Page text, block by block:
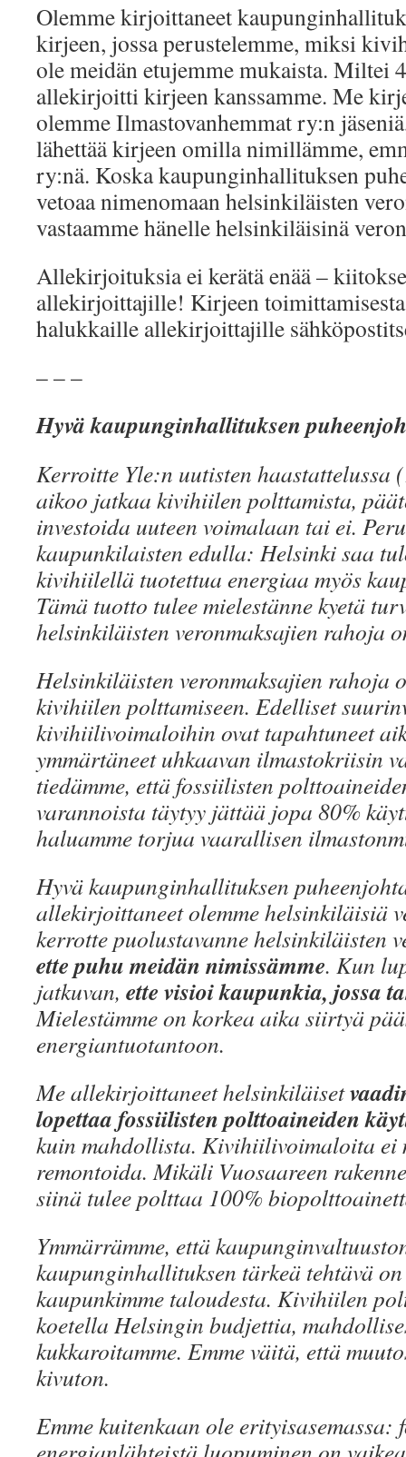
Olemme kirjoittaneet
kirjeen, jossa perustelemme, miksi
ole meidän etujemme mukaista. Miltei
allekirjoitti kirjeen kanssamme. Me
olemme Ilmastovanhemmat ry:n
lähettää kirjeen omilla nimillämme,
ry:nä. Koska kaupunginhallituksen
vetoaa nimenomaan helsinkiläisten
vastaamme hänelle helsinkiläisinä
Allekirjoituksia ei kerätä enää –
allekirjoittajille! Kirjeen toimittamisesta
halukkaille allekirjoittajille
– – –
Hyvä kaupunginhallituksen
Kerroitte Yle:n uutisten haastattelussa
aikoo jatkaa kivihiilen polttamista,
investoida uuteen voimalaan tai ei.
kaupunkilaisten edulla: Helsinki saa
kivihiilellä tuotettua energiaa myös
Tämä tuotto tulee mielestänne kyetä
helsinkiläisten veronmaksajien rahoja
Helsinkiläisten veronmaksajien rahoja
kivihiilen polttamiseen. Edelliset
kivihiilivoimaloihin ovat tapahtuneet
ymmärtäneet uhkaavan ilmastokriisin
tiedämme, että fossiilisten
varannoista täytyy jättää jopa 80%
haluamme torjua vaarallisen
Hyvä kaupunginhallituksen
allekirjoittaneet olemme helsinkiläisiä
kerrotte puolustavanne helsinkiläisten
ette puhu meidän nimissämme. Kun
jatkuvan, ette visioi kaupunkia, jossa
Mielestämme on korkea aika siirtyä
energiantuotantoon.
Me allekirjoittaneet helsinkiläiset
lopettaa fossiilisten polttoaineiden
kuin mahdollista. Kivihiilivoimaloita ei
remontoida. Mikäli Vuosaareen
siinä tulee polttaa 100%
Ymmärrämme, että
kaupunginhallituksen tärkeä tehtävä
kaupunkimme taloudesta. Kivihiilen
koetella Helsingin budjettia,
kukkaroitamme. Emme väitä, että
kivuton.
Emme kuitenkaan ole erityisasemassa: